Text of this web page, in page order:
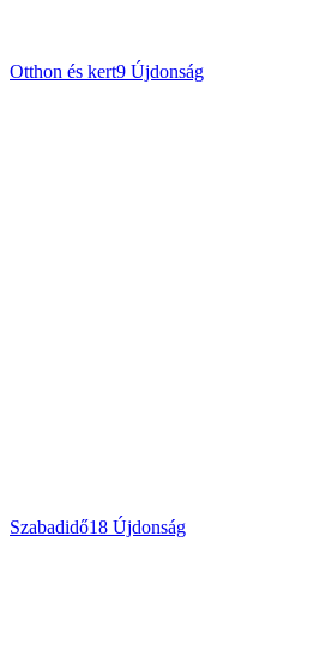
Otthon és kert9 Újdonság
Szabadidő18 Újdonság